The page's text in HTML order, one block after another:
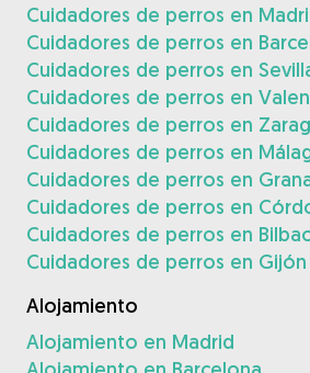
Cuidadores de perros en
Cuidadores de perros en
Cuidadores de perros en
Cuidadores de perros en
Cuidadores de perros en
Cuidadores de perros en
Cuidadores de perros en
Cuidadores de perros en
Cuidadores de perros en
Cuidadores de perros en Gijón
Alojamiento
Alojamiento en Madrid